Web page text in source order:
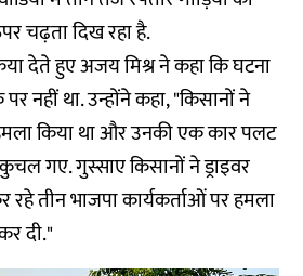
चढ़ता दिख रहा है.
देते हुए अजय मिश्र ने कहा कि घटना
नहीं था. उन्होंने कहा, "किसानों ने
किया था और उनकी एक कार पलट
गए. गुस्साए किसानों ने ड्राइवर
रहे तीन भाजपा कार्यकर्ताओं पर हमला
दी."